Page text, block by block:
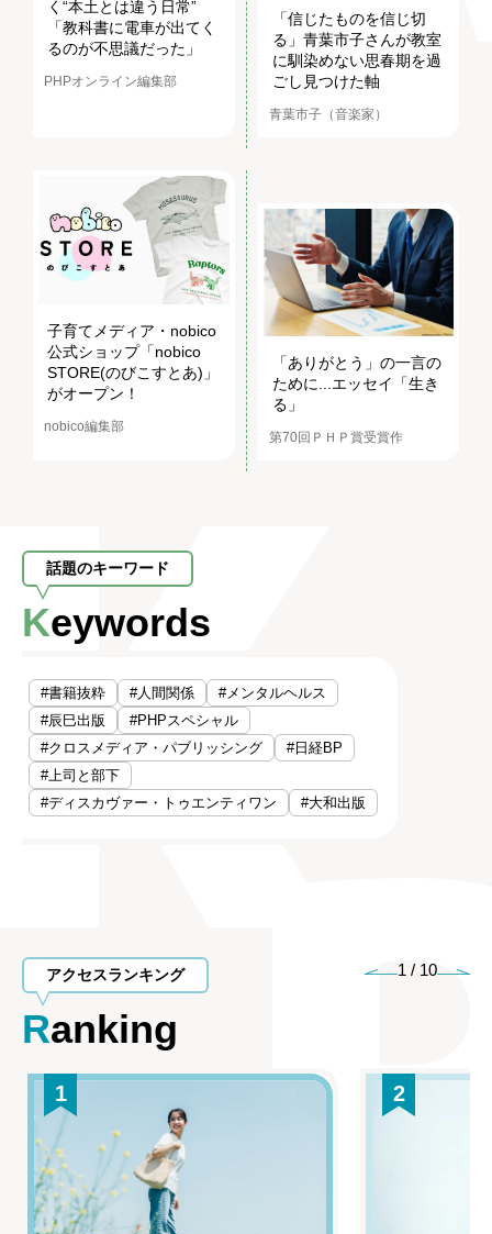
く“本土とは違う日常”
「教科書に電車が出てく
るのが不思議だった」
PHPオンライン編集部
「信じたものを信じ切
る」青葉市子さんが教室
に馴染めない思春期を過
ごし見つけた軸
青葉市子（音楽家）
子育てメディア・nobico
公式ショップ「nobico
STORE(のびこすとあ)」
がオープン！
nobico編集部
「ありがとう」の一言の
ために...エッセイ「生き
る」
第70回ＰＨＰ賞受賞作
話題のキーワード
Keywords
#書籍抜粋 #人間関係
#メンタルヘルス
#辰巳出版
#PHPスペシャル
#クロスメディア・パブリッシング
#日経BP
#上司と部下
#ディスカヴァー・トゥエンティワン
#大和出版
アクセスランキング
Ranking
1 / 10
1 2